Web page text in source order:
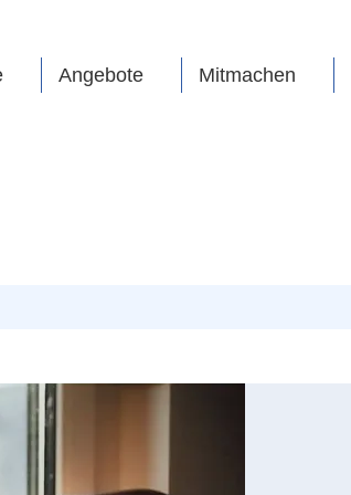
Angebote Mitmachen